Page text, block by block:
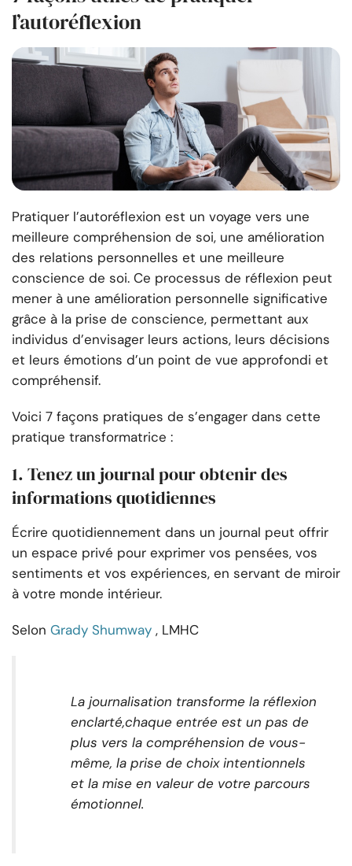
l’autoréflexion
Pratiquer l’autoréflexion est un voyage vers une
meilleure compréhension de soi, une amélioration
des relations personnelles et une meilleure
conscience de soi. Ce processus de réflexion peut
mener à une amélioration personnelle significative
grâce à la prise de conscience, permettant aux
individus d’envisager leurs actions, leurs décisions
et leurs émotions d’un point de vue approfondi et
compréhensif.
Voici 7 façons pratiques de s’engager dans cette
pratique transformatrice :
1. Tenez un journal pour obtenir des
informations quotidiennes
Écrire quotidiennement dans un journal peut offrir
un espace privé pour exprimer vos pensées, vos
sentiments et vos expériences, en servant de miroir
à votre monde intérieur.
Selon Grady Shumway , LMHC
La journalisation transforme la réflexion
enclarté,chaque entrée est un pas de
plus vers la compréhension de vous-
même, la prise de choix intentionnels
et la mise en valeur de votre parcours
émotionnel.